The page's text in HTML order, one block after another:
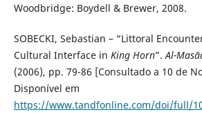
Woodbridge: Boydell & Brewer, 2008.
SOBECKI, Sebastian – “Littoral
Cultural Interface in King Horn”.Al-
(2006), pp. 79-86 [Consultado a 10 de
Disponível em
https://www.tandfonline.com/doi/full/